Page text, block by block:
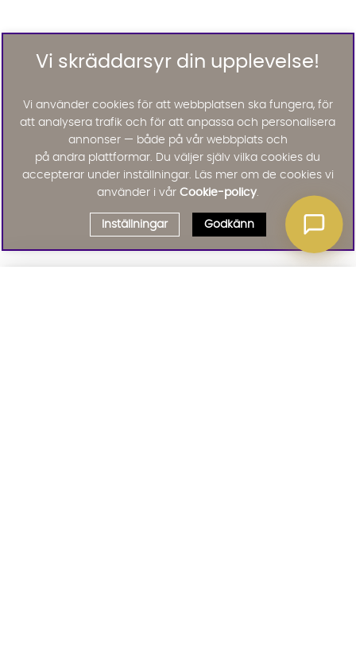
Vi skräddarsyr din upplevelse!
Vi använder cookies för att webbplatsen ska fungera, för
att analysera trafik och för att anpassa och personalisera
annonser — både på vår webbplats och
på andra plattformar. Du väljer själv vilka cookies du
accepterar under inställningar. Läs mer om de cookies vi
använder i vår Cookie-policy.
Inställningar Godkänn